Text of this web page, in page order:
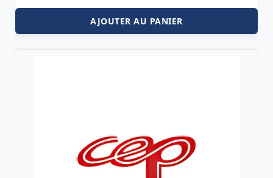
AJOUTER AU PANIER